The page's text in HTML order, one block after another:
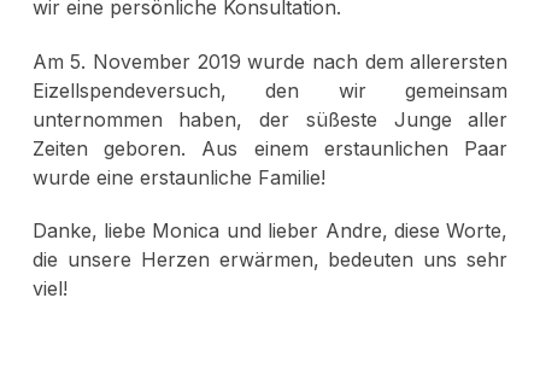
wir eine persönliche Konsultation.
Am 5. November 2019 wurde nach dem allerersten
Eizellspendeversuch, den wir gemeinsam
unternommen haben, der süßeste Junge aller
Zeiten geboren. Aus einem erstaunlichen Paar
wurde eine erstaunliche Familie!
Danke, liebe Monica und lieber Andre, diese Worte,
die unsere Herzen erwärmen, bedeuten uns sehr
viel!